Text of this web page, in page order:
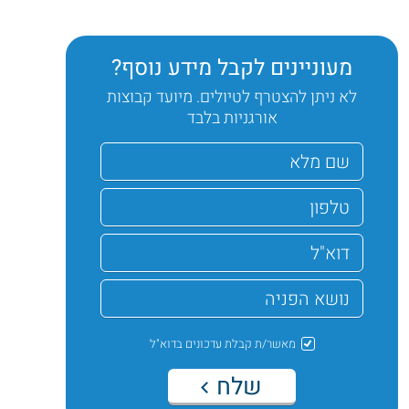
מעוניינים לקבל מידע נוסף?
לא ניתן להצטרף לטיולים. מיועד קבוצות
אורגניות בלבד
מאשר/ת קבלת עדכונים בדוא"ל
שלח